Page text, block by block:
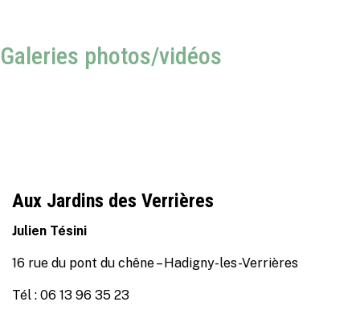
Galeries photos/vidéos
Aux Jardins des Verrières
Julien Tésini
16 rue du pont du chêne – Hadigny-les-Verrières
Tél : 06 13 96 35 23